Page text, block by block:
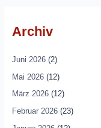
Archiv
Juni 2026(2)
Mai 2026(12)
März 2026(12)
Februar 2026(23)